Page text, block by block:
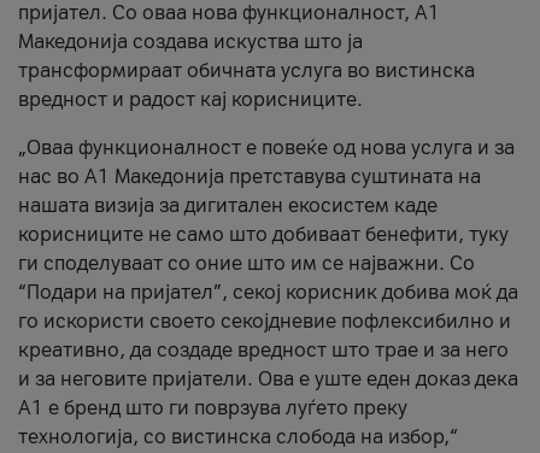
пријател. Со оваа нова функционалност, А1
Македонија создава искуства што ја
трансформираат обичната услуга во вистинска
вредност и радост кај корисниците.
„Оваа функционалност е повеќе од нова услуга и за
нас во А1 Македонија претставува суштината на
нашата визија за дигитален екосистем каде
корисниците не само што добиваат бенефити, туку
ги споделуваат со оние што им се најважни. Со
“Подари на пријател”, секој корисник добива моќ да
го искористи своето секојдневие пофлексибилно и
креативно, да создаде вредност што трае и за него
и за неговите пријатели. Ова е уште еден доказ дека
А1 е бренд што ги поврзува луѓето преку
технологија, со вистинска слобода на избор,“